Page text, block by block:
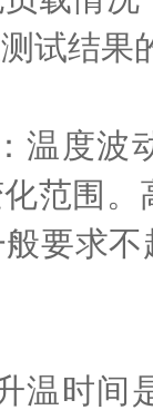
试结果
温度波
范围
要求
温时间